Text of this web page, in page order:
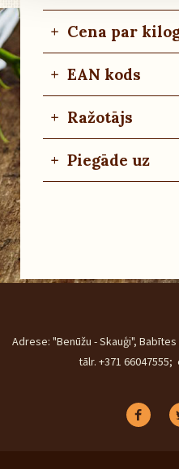
+ Cena par
+ EAN kods
+ Ražotājs
+ Piegāde uz
Adrese: "Benūžu - Skauģi",
tālr. +371